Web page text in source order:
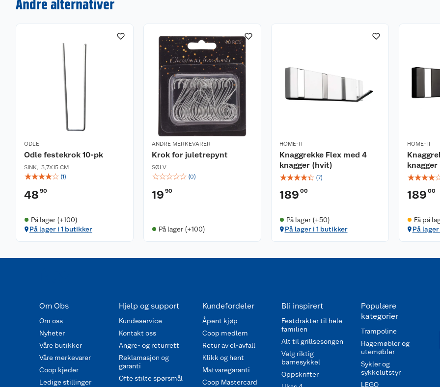
Andre alternativer
ODLE
Odle festekrok 10-pk
SINK 3,7X15 CM
☆☆☆☆☆ (1)
48 90
På lager (+100)
På lager i 1 butikker
ANDRE MERKEVARER
Krok for juletrepynt
SØLV
☆☆☆☆☆ (0)
19 90
På lager (+100)
HOME-IT
Knaggrekke Flex med 4
knagger (hvit)
☆☆☆☆☆ (7)
189 00
På lager (+50)
På lager i 1 butikker
HOME-IT
☆☆☆☆
189 00
Få på
På
Om Obs
Om oss
Nyheter
Våre butikker
Våre merkevarer
Coop kjeder
Ledige stillinger
Hjelp og support
Kundeservice
Kontakt oss
Angre- og returrett
Reklamasjon og
garanti
Ofte stilte spørsmål
Kundefordeler
Åpent kjøp
Coop medlem
Retur av el-avfall
Klikk og hent
Matvaregaranti
Coop Mastercard
Bli inspirert
Festdrakter til hele
familien
Alt til grillsesongen
Velg riktig
barnesykkel
Oppskrifter
Populære
kategorier
Trampoline
Hagemøbler og
utemøbler
Sykler og
sykkelutstyr
LEGO